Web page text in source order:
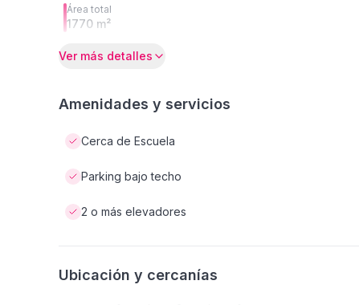
Área total
1770 m²
Ver más detalles
Amenidades y servicios
Cerca de Escuela
Parking bajo techo
2 o más elevadores
Ubicación y cercanías